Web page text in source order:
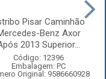
Pisar Caminhão
Benz Axor
2013 Superior...
Código: 12396
Embalagem: PC
Original: 9586660928